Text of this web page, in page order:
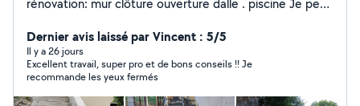
rénovation: mur clôture ouverture dalle . piscine Je peux
rayon de 30 km de pechbonnieu. Je suis obligée de
décliner les prépositions j'ai pas moyen de répondre
Vous avez mon numéro appelez moi
Dernier avis laissé par Vincent : 5/5
Il y a 26 jours
Excellent travail, super pro et de bons conseils !! Je
recommande les yeux fermés